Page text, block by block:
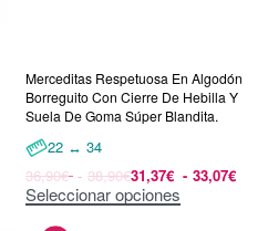
Merceditas Respetuosa En Algodón
Borreguito Con Cierre De Hebilla Y
Suela De Goma Súper Blandita.
22 ↔ 34
36,90€ 38,90€31,37€ 33,07€
Seleccionar opciones